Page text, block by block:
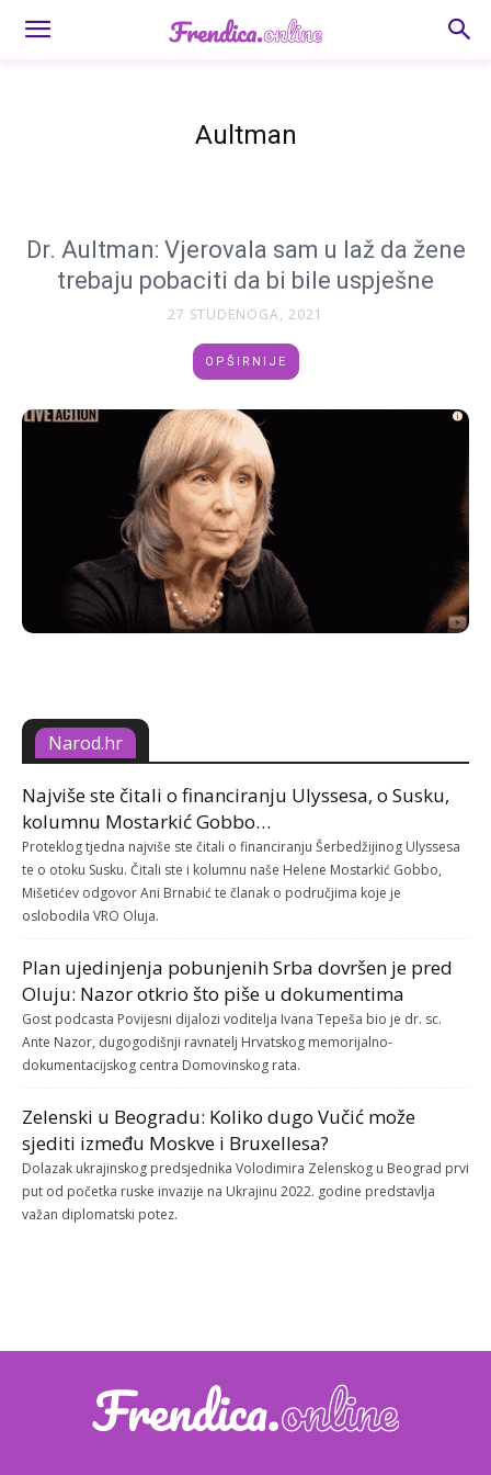
Aultman
Dr. Aultman: Vjerovala sam u laž da žene
trebaju pobaciti da bi bile uspješne
27 STUDENOGA, 2021
OPŠIRNIJE
Narod.hr
Najviše ste čitali o financiranju Ulyssesa, o Susku,
kolumnu Mostarkić Gobbo…
Proteklog tjedna najviše ste čitali o financiranju Šerbedžijinog Ulyssesa
te o otoku Susku. Čitali ste i kolumnu naše Helene Mostarkić Gobbo,
Mišetićev odgovor Ani Brnabić te članak o područjima koje je
oslobodila VRO Oluja.
Plan ujedinjenja pobunjenih Srba dovršen je pred
Oluju: Nazor otkrio što piše u dokumentima
Gost podcasta Povijesni dijalozi voditelja Ivana Tepeša bio je dr. sc.
Ante Nazor, dugogodišnji ravnatelj Hrvatskog memorijalno-
dokumentacijskog centra Domovinskog rata.
Zelenski u Beogradu: Koliko dugo Vučić može
sjediti između Moskve i Bruxellesa?
Dolazak ukrajinskog predsjednika Volodimira Zelenskog u Beograd prvi
put od početka ruske invazije na Ukrajinu 2022. godine predstavlja
važan diplomatski potez.